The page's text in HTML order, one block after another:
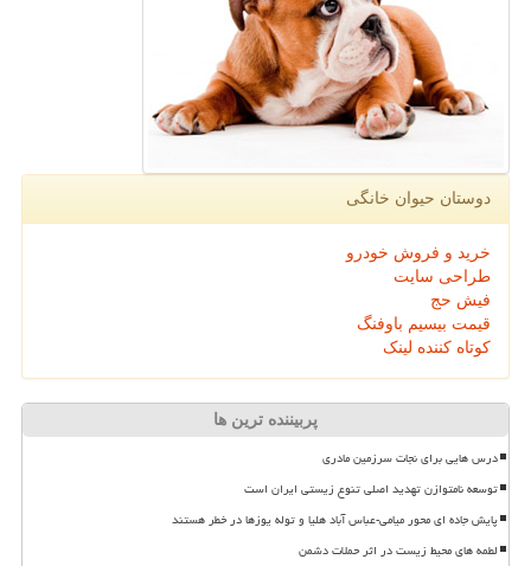
دوستان حیوان خانگی
خرید و فروش خودرو
طراحی سایت
فیش حج
قیمت بیسیم باوفنگ
کوتاه کننده لینک
پربیننده ترین ها
درس هایی برای نجات سرزمین مادری
توسعه نامتوازن تهدید اصلی تنوع زیستی ایران است
پایش جاده ای محور میامی-عباس آباد هلیا و توله یوزها در خطر هستند
لطمه های محیط زیست در اثر حملات دشمن